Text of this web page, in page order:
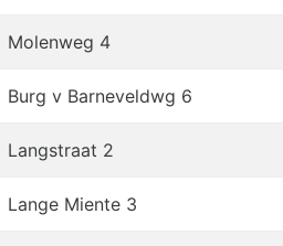
Molenweg 4
Burg v Barneveldwg 6
Langstraat 2
Lange Miente 3